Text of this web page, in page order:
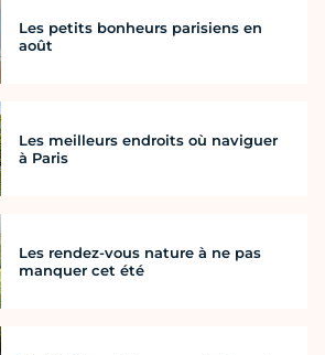
Les petits bonheurs parisiens en
août
Les meilleurs endroits où naviguer
à Paris
Les rendez-vous nature à ne pas
manquer cet été